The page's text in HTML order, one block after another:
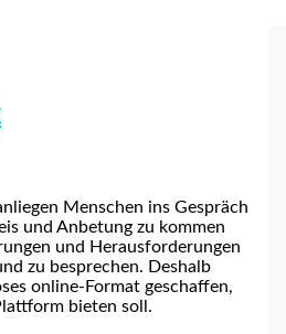
Menschen ins Gespräch
und Anbetung zu kommen
und Herausforderungen
zu besprechen. Deshalb
online-Format geschaffen,
bieten soll.